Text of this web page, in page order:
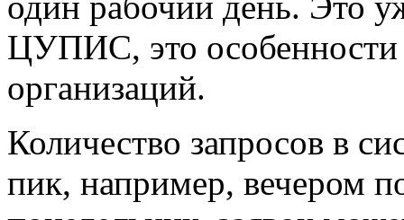
ЦУПИС, это
организаций.
Количество запросов в
пик, например, вечером